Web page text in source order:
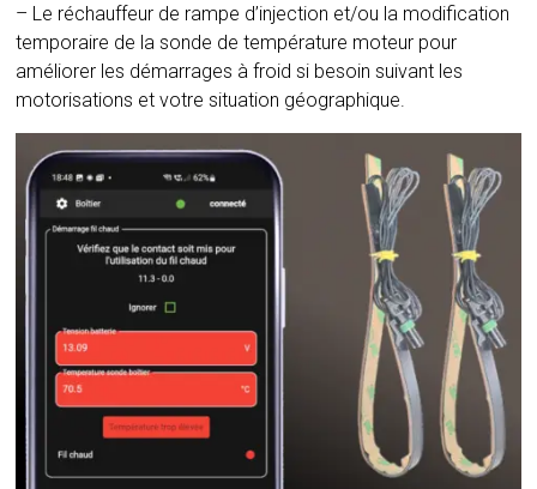
– Le réchauffeur de rampe d’injection et/ou la modification
temporaire de la sonde de température moteur pour
améliorer les démarrages à froid si besoin suivant les
motorisations et votre situation géographique.